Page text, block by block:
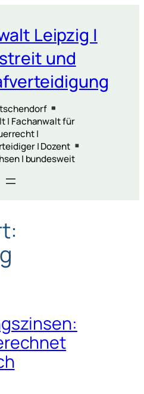
Leipzig |
und
| Fachanwalt für
|
| Dozent
| bundesweit